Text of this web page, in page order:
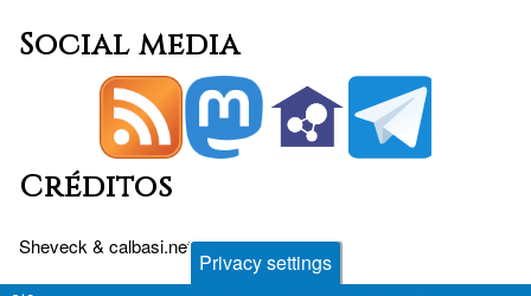
Social media
Créditos
Sheveck&calbasi.net+Drupal
Privacy settings